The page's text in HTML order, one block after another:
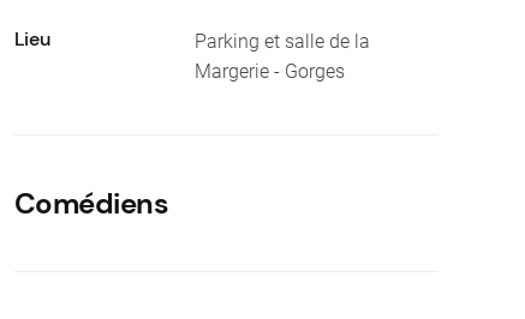
Lieu
Parking et salle de la
Margerie - Gorges
Comédiens